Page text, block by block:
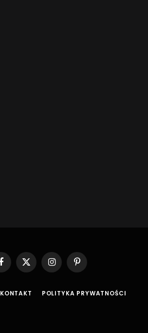
Facebook
X
(Twitter)
InstagramPinterest
KONTAKT POLITYKA PRYWATNOŚCI